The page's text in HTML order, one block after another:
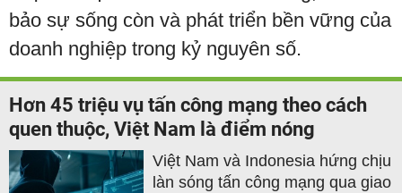
bảo sự sống còn và phát triển bền vững của
doanh nghiệp trong kỷ nguyên số.
Hơn 45 triệu vụ tấn công mạng theo cách
quen thuộc, Việt Nam là điểm nóng
Việt Nam và Indonesia hứng chịu
làn sóng tấn công mạng qua giao